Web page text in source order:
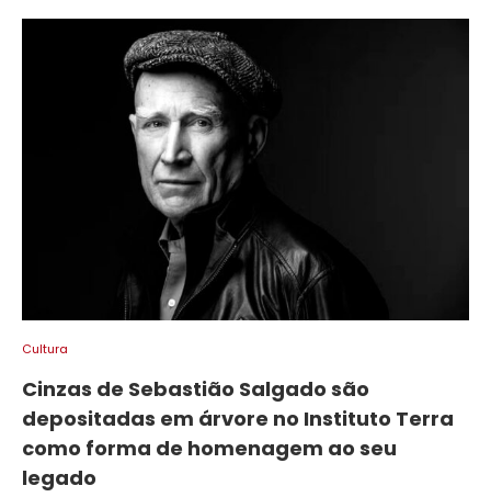
Cultura
Cinzas de Sebastião Salgado são
depositadas em árvore no Instituto Terra
como forma de homenagem ao seu
legado